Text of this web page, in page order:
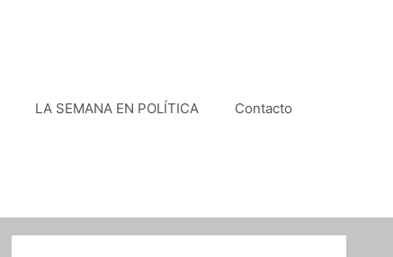
LA SEMANA EN POLÍTICA Contacto